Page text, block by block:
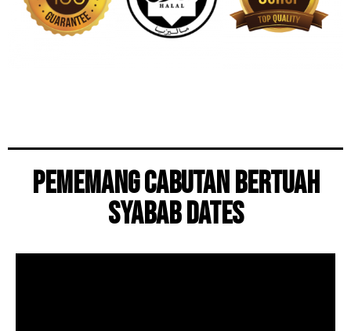
PEMEMANG CABUTAN BERTUAH
SYABAB DATES